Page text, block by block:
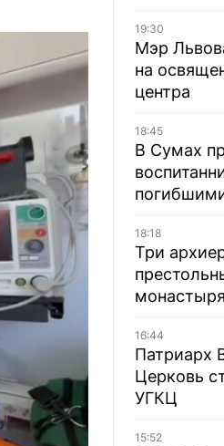
19:30
Мэр
на
центра
18:45
В Сумах
18:18
Три
монастыря
16:44
Патриарх
Церковь
УГКЦ
15:52